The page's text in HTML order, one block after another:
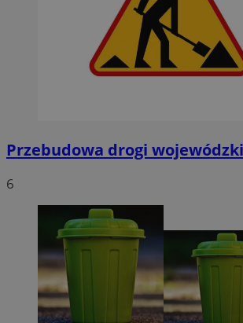
Przebudowa drogi
6